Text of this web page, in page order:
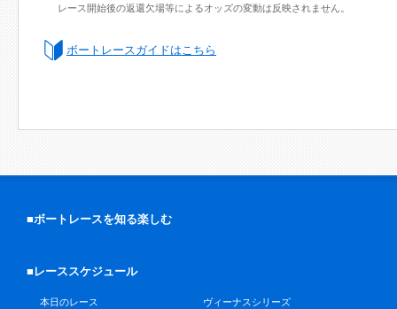
レース開始後の返還欠場等によるオッズの変動は反映されません。
ボートレースガイドはこちら
■ボートレースを知る楽しむ
■レーススケジュール
本日のレース
ヴィーナスシリーズ